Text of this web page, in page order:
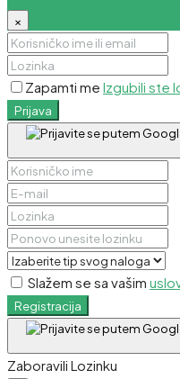
×
Zapamti me Izgubili ste
Prijava
Slažem se sa vašim
Registracija
Zaboravili Lozinku